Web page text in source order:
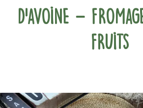
d’avoine –
fruits